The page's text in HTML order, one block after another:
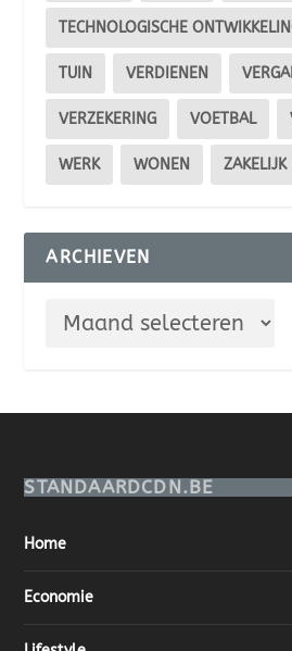
TECHNOLOGISCHE
TUIN VERDIENEN
VERZEKERING VOETBAL
WERK WONEN ZAKELIJK
ARCHIEVEN
STANDAARDCDN.BE
Home
Economie